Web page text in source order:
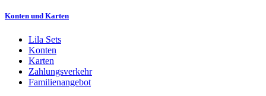
Konten und Karten
Lila Sets
Konten
Karten
Zahlungsverkehr
Familienangebot